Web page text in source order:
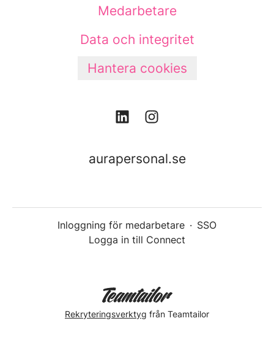
Medarbetare
Data och integritet
Hantera cookies
aurapersonal.se
Inloggning för medarbetare · SSO
Logga in till Connect
Rekryteringsverktyg från Teamtailor